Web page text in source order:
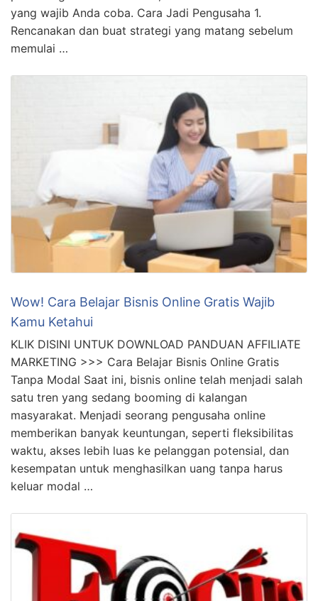
Wow! Cara Belajar Bisnis Online Gratis Wajib
Kamu Ketahui
KLIK DISINI UNTUK DOWNLOAD PANDUAN AFFILIATE
MARKETING >>> Cara Belajar Bisnis Online Gratis
satu tren yang sedang booming di kalangan
masyarakat. Menjadi seorang pengusaha online
memberikan banyak keuntungan, seperti fleksibilitas
waktu, akses lebih luas ke pelanggan potensial, dan
kesempatan untuk menghasilkan uang tanpa harus
keluar modal …